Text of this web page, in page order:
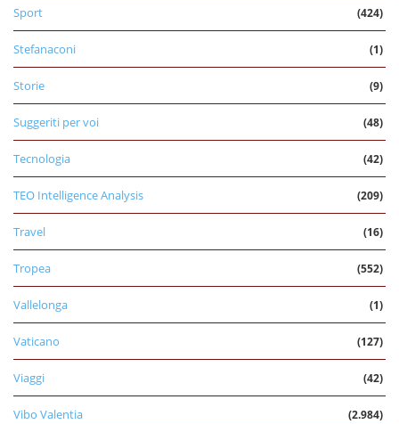
Sport (424)
Stefanaconi (1)
Storie (9)
Suggeriti per voi (48)
Tecnologia (42)
TEO Intelligence Analysis (209)
Travel (16)
Tropea (552)
Vallelonga (1)
Vaticano (127)
Viaggi (42)
Vibo Valentia (2.984)